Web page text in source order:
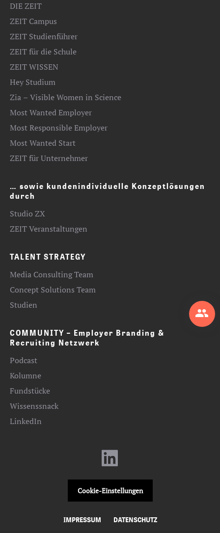
DIE ZEIT
ZEIT Campus
ZEIT Studienführer
ZEIT für die Schule
ZEIT WISSEN
Hey Studium
Zia – Visible Women in Science
Most Wanted Employer
Most Responsible Employer
Most Wanted Start
ZEIT für Unternehmer
… sowie kundenindividuelle Konzeptlösungen
durch
Studio ZX
ZEIT Veranstaltungen
TALENT STRATEGY
Media Consulting Team
Concept Solutions Team
Studien
COMMUNITY – Employer Branding &
Recruiting Netzwerk
Podcast
Kolumne
Fundstücke
Wissenssnack
LinkedIn
Cookie-Einstellungen
IMPRESSUM
DATENSCHUTZ